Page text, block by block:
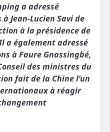
a adressé
Jean-Lucien Savi de
à la présidence de
a également adressé
à Faure Gnassingbé,
des ministres du
fait de la Chine l’un
à réagir